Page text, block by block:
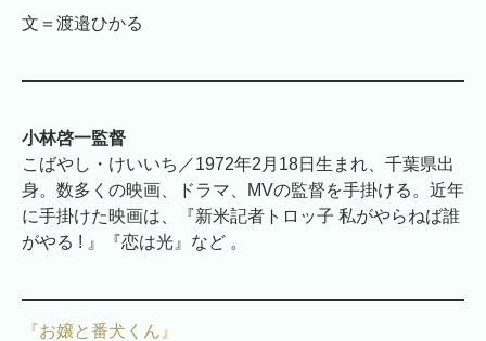
文＝渡邉ひかる
小林啓一監督
こばやし・けいいち／1972年2月18日生まれ、千葉県出
身。数多くの映画、ドラマ、MVの監督を手掛ける。近年
に手掛けた映画は、『新米記者トロッ子 私がやらねば誰
がやる ! 』『恋は光』など 。
『お嬢と番犬くん』